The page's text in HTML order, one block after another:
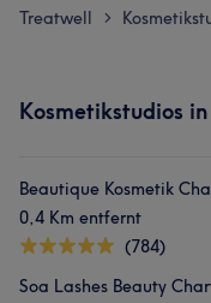
Treatwell >
Kosmetikstudios
Beautique Kosmetik
0,4 Km entfernt
(784)
Soa Lashes Beauty